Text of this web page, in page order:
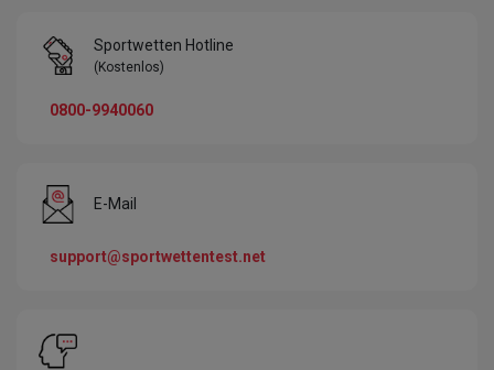
Sportwetten Hotline
(Kostenlos)
0800-9940060
E-Mail
support@sportwettentest.net